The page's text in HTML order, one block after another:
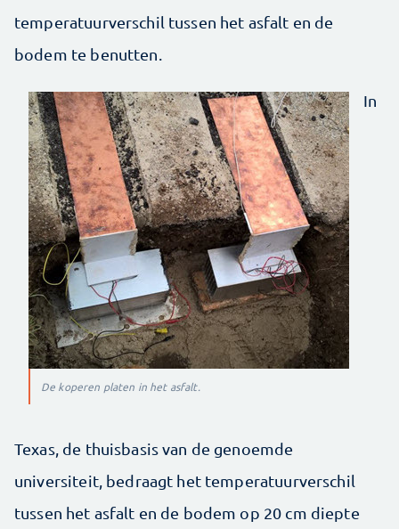
temperatuurverschil tussen het asfalt en de
bodem te benutten.
De koperen platen in het asfalt.
In
Texas, de thuisbasis van de genoemde
universiteit, bedraagt het temperatuurverschil
tussen het asfalt en de bodem op 20 cm diepte